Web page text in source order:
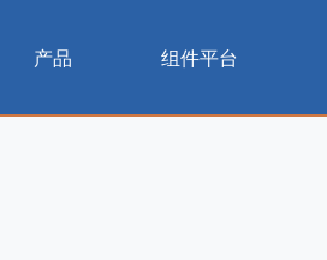
产品 组件平台